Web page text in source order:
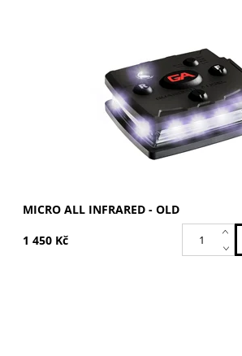
MCR-IR-OLD
GUARDIAN ANGEL
MICRO ALL INFRARED - OLD
1 450 Kč